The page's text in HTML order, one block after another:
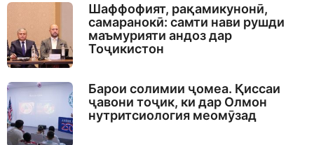
Шаффофият, рақамикунонӣ,
самаранокӣ: самти нави рушди
маъмурияти андоз дар
Тоҷикистон
Барои солимии ҷомеа. Қиссаи
ҷавони тоҷик, ки дар Олмон
нутритсиология меомӯзад